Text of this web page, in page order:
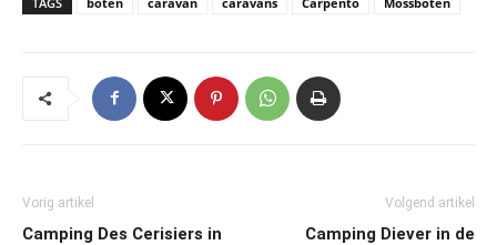
Vorig artikel
Camping Des Cerisiers in
Volgend artikel
Camping Diever in de